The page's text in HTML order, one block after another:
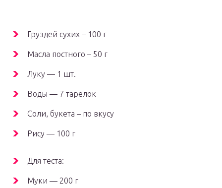
Груздей сухих – 100 г
Масла постного – 50 г
Луку — 1 шт.
Воды — 7 тарелок
Соли, букета – по вкусу
Рису — 100 г
Для теста:
Муки — 200 г